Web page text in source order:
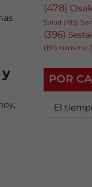
(478)
Salud (185)
(396)
(191) turismo
POR